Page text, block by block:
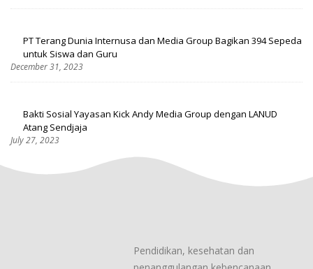
PT Terang Dunia Internusa dan Media Group Bagikan 394 Sepeda
untuk Siswa dan Guru
December 31, 2023
Bakti Sosial Yayasan Kick Andy Media Group dengan LANUD
Atang Sendjaja
July 27, 2023
Pendidikan, kesehatan dan